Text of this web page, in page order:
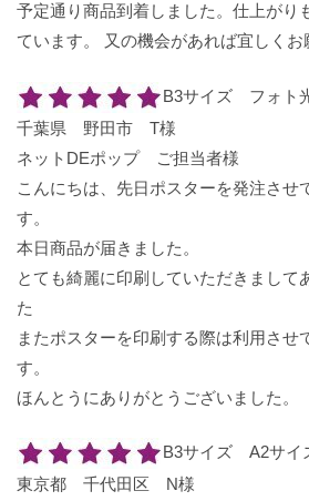
予定通り商品到着しました。仕上がり
ています。 又の機会があれば宜しくお
B3サイズ フォト
千葉県 野田市 T様
ネットDEポップ ご担当者様
こんにちは、先日ポスターを発注させ
す。
本日商品が届きました。
とても綺麗に印刷していただきまして
た
またポスターを印刷する際は利用させ
す。
ほんとうにありがとうございました。
B3サイズ A2サ
東京都 千代田区 N様